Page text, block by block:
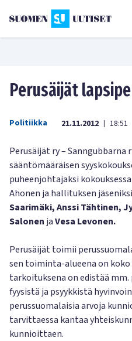
Perusäijät
Politiikka 21.11.2012 | 18:51
Perusäijät ry – Sanngubbarna
sääntömääräisen
puheenjohtajaksi
Ahonen ja hallituksen jäseniksi
Saarimäki, Anssi Tähtinen,
Salonen jaVesa Levonen.
Perusäijät toimii
sen toiminta-alueena on koko
tarkoituksena on edistää
fyysistä ja psyykkistä
perussuomalaisia arvoja
tarvittaessa kantaa
kunnioittaen.